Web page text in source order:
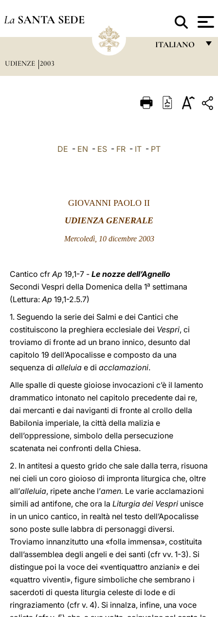
La SANTA SEDE
ITALIANO
ITALIANO
UDIENZE 2003
DE - EN - ES - FR - IT - PT
GIOVANNI PAOLO II
UDIENZA GENERALE
Mercoledì, 10 dicembre 2003
Cantico cfrAp 19,1-7 - Le nozze dell’Agnello
Secondi Vespri della Domenica della 1a settimana
(Lettura:Ap 19,1-2.5.7)
1. Seguendo la serie dei Salmi e dei Cantici che
costituiscono la preghiera ecclesiale dei Vespri, ci
troviamo di fronte ad un brano innico, desunto dal
capitolo 19 dell’Apocalisse e composto da una
sequenza di alleluia e di acclamazioni.
Alle spalle di queste gioiose invocazioni c’è il lamento
drammatico intonato nel capitolo precedente dai re,
dai mercanti e dai naviganti di fronte al crollo della
Babilonia imperiale, la città della malizia e
dell’oppressione, simbolo della persecuzione
scatenata nei confronti della Chiesa.
2. In antitesi a questo grido che sale dalla terra, risuona
nei cieli un coro gioioso di impronta liturgica che, oltre
all’alleluia, ripete anche l’amen. Le varie acclamazioni
simili ad antifone, che ora la Liturgia dei Vespri unisce
in un unico cantico, in realtà nel testo dell’Apocalisse
sono poste sulle labbra di personaggi diversi.
Troviamo innanzitutto una «folla immensa», costituita
dall’assemblea degli angeli e dei santi (cfr vv. 1-3). Si
distingue poi la voce dei «ventiquattro anziani» e dei
«quattro viventi», figure simboliche che sembrano i
sacerdoti di questa liturgia celeste di lode e di
ringraziamento (cfr v. 4). Si innalza, infine, una voce